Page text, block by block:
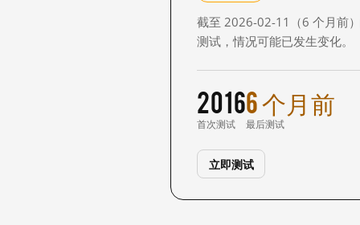
截至 2026-02-11（6 个月前
测试，情况可能已发生变化。
2016
首次测试
6 个月前
最后测试
立即测试